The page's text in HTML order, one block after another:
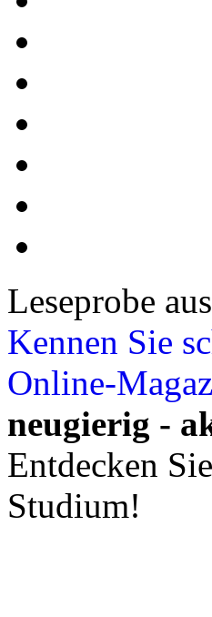
Leseprobe
Kennen Sie
Online-
neugierig -
Entdecken
Studium!